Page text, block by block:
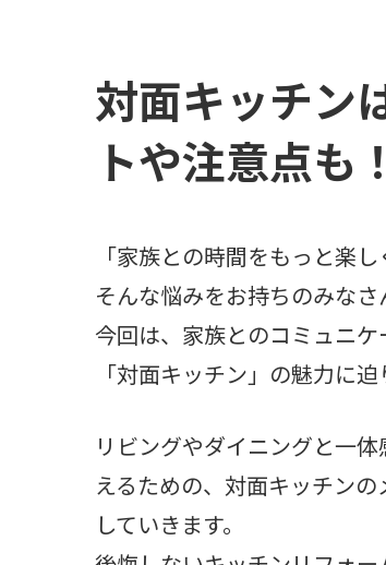
対面キッチン
トや注意点も
「家族との時間をもっと楽
そんな悩みをお持ちのみなさ
今回は、家族とのコミュニ
「対面キッチン」の魅力に迫
リビングやダイニングと一
えるための、対面キッチン
していきます。